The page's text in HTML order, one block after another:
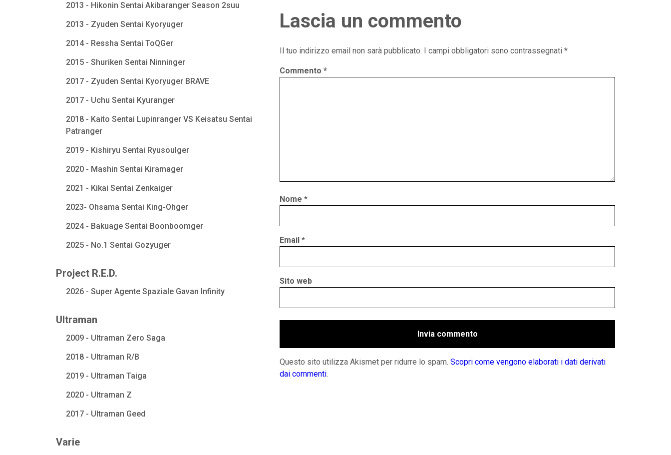
2013 - Hikonin Sentai Akibaranger Season 2suu
2013 - Zyuden Sentai Kyoryuger
2014 - Ressha Sentai ToQGer
2015 - Shuriken Sentai Ninninger
2017 - Zyuden Sentai Kyoryuger BRAVE
2017 - Uchu Sentai Kyuranger
2018 - Kaito Sentai Lupinranger VS Keisatsu Sentai
Patranger
2019 - Kishiryu Sentai Ryusoulger
2020 - Mashin Sentai Kiramager
2021 - Kikai Sentai Zenkaiger
2023- Ohsama Sentai King-Ohger
2024 - Bakuage Sentai Boonboomger
2025 - No.1 Sentai Gozyuger
Project R.E.D.
2026 - Super Agente Spaziale Gavan Infinity
Ultraman
2009 - Ultraman Zero Saga
2018 - Ultraman R/B
2019 - Ultraman Taiga
2020 - Ultraman Z
2017 - Ultraman Geed
Varie
Lascia un commento
Il tuo indirizzo email non sarà pubblicato. I campi obbligatori sono contrassegnati *
Commento *
Nome *
Email *
Sito web
Questo sito utilizza Akismet per ridurre lo spam. Scopri come vengono elaborati i dati derivati
dai commenti.